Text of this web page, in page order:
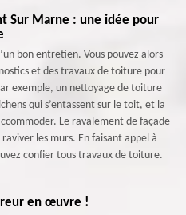
Sur Marne : une idée pour
bon entretien. Vous pouvez alors
et des travaux de toiture pour
exemple, un nettoyage de toiture
qui s’entassent sur le toit, et la
Le ravalement de façade
les murs. En faisant appel à
confier tous travaux de toiture.
en œuvre !